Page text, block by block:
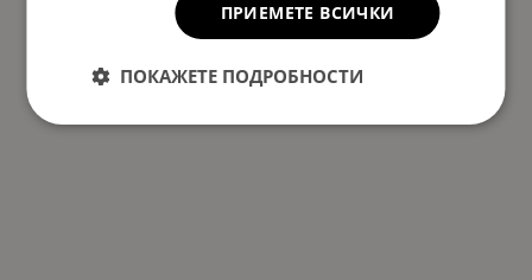
ПРИЕМЕТЕ ВСИЧКИ
ПОКАЖЕТЕ ПОДРОБНОСТИ